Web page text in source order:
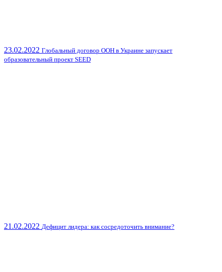
23.02.2022 Глобальный договор ООН в Украине запускает
образовательный проект SEED
21.02.2022 Дефицит лидера: как сосредоточить внимание?